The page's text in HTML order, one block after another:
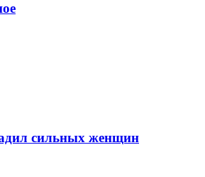
сильных женщин